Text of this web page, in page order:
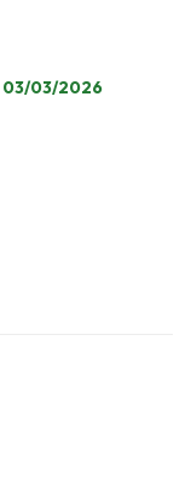
03/03/2026